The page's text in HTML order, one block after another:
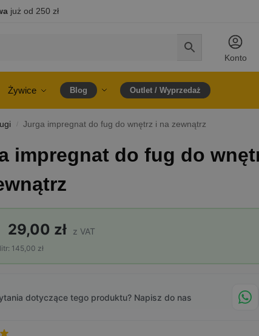
już od 250 zł
Konto
Żywice Blog Outlet / Wyprzedaż
/ Jurga impregnat do fug do wnętrz i na zewnątrz
impregnat do fug do
29,00 zł z VAT
145,00 zł
dotyczące tego produktu? Napisz do nas